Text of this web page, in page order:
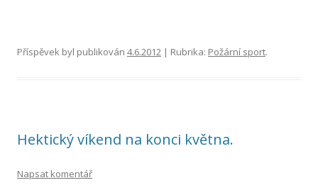
Příspěvek byl publikován 4.6.2012 | Rubrika: Požární sport.
Hektický víkend na konci května.
Napsat komentář